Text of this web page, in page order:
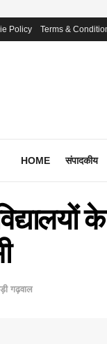
Policy Terms &
HOME संपादकीय
गढ़वाल